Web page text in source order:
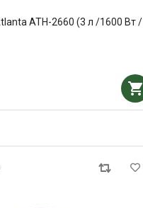
ATH-2660 (3 л /1600 Вт /